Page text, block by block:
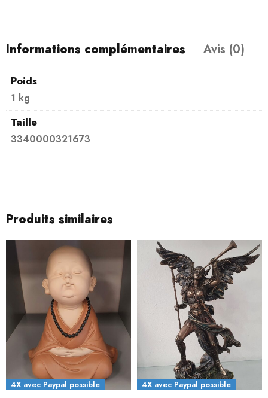
Informations complémentaires Avis (0)
Poids
1 kg
Taille
3340000321673
Produits similaires
4X avec Paypal possible 4X avec Paypal possible